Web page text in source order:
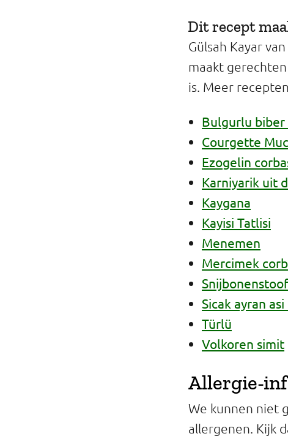
Dit recept
Gülsah Kayar
maakt
is. Meer
Bulgurlu biber
Courgette
Ezogelin
Karniyarik uit
Kaygana
Kayisi Tatlisi
Menemen
Mercimek
Sicak ayran
Türlü
Volkoren simit
Allergie-
We kunnen niet
allergenen. Kijk